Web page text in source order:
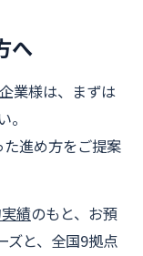
へ
業様は、まずは
進め方をご提案
績のもと、お預
ズと、全国9拠点